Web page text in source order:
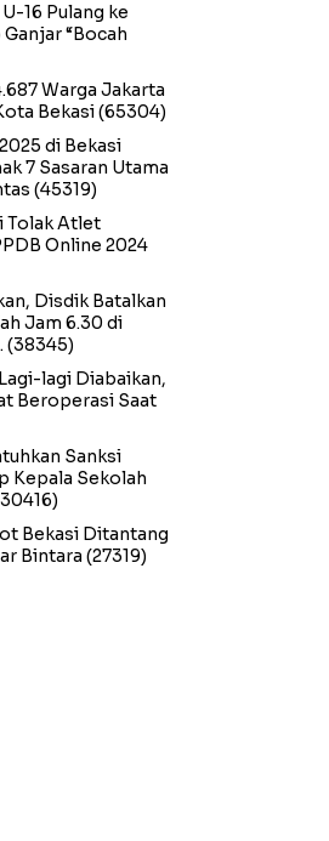
16 Pulang ke
“Bocah
Warga Jakarta
Bekasi(65304)
di Bekasi
7 Sasaran Utama
(45319)
Tolak Atlet
Online 2024
Disdik Batalkan
Jam 6.30 di
(38345)
lagi Diabaikan,
Beroperasi Saat
Sanksi
Kepala Sekolah
Bekasi Ditantang
Bintara (27319)